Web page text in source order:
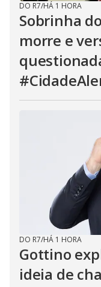
DO R7/HÁ 1 HORA
Sobrinha
morre e
DO R7/HÁ 1 HORA
Gottino
ideia de